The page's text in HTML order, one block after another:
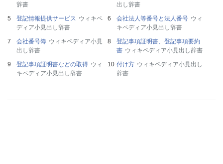
辞書
出し辞書
登記情報提供サービス ウィキペ
ディア小見出し辞書
会社法人等番号と法人番号 ウィ
キペディア小見出し辞書
会社番号簿 ウィキペディア小見
出し辞書
登記事項証明書、登記事項要約
書 ウィキペディア小見出し辞書
登記事項証明書などの取得 ウィ
キペディア小見出し辞書
付け方 ウィキペディア小見出し
辞書